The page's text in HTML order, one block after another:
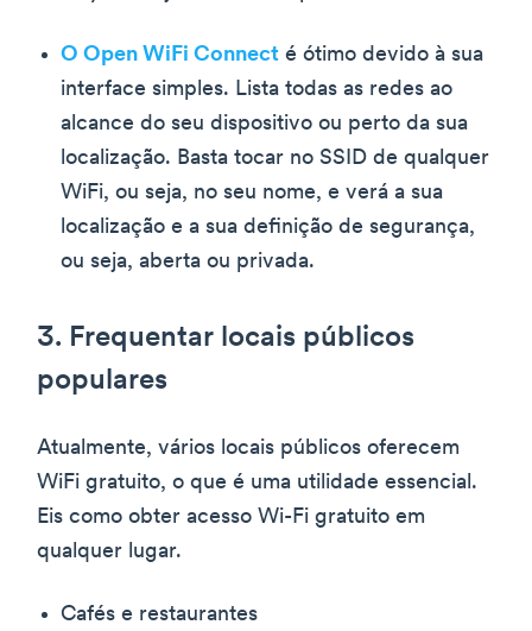
O Open WiFi Connect é ótimo devido à sua
interface simples. Lista todas as redes ao
alcance do seu dispositivo ou perto da sua
localização. Basta tocar no SSID de qualquer
WiFi, ou seja, no seu nome, e verá a sua
localização e a sua definição de segurança,
ou seja, aberta ou privada.
3. Frequentar locais públicos
populares
Atualmente, vários locais públicos oferecem
WiFi gratuito, o que é uma utilidade essencial.
Eis como obter acesso Wi-Fi gratuito em
qualquer lugar.
Cafés e restaurantes